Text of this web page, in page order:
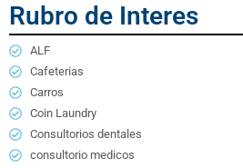
Rubro de Interes
ALF
Cafeterias
Carros
Coin Laundry
Consultorios dentales
consultorio medicos